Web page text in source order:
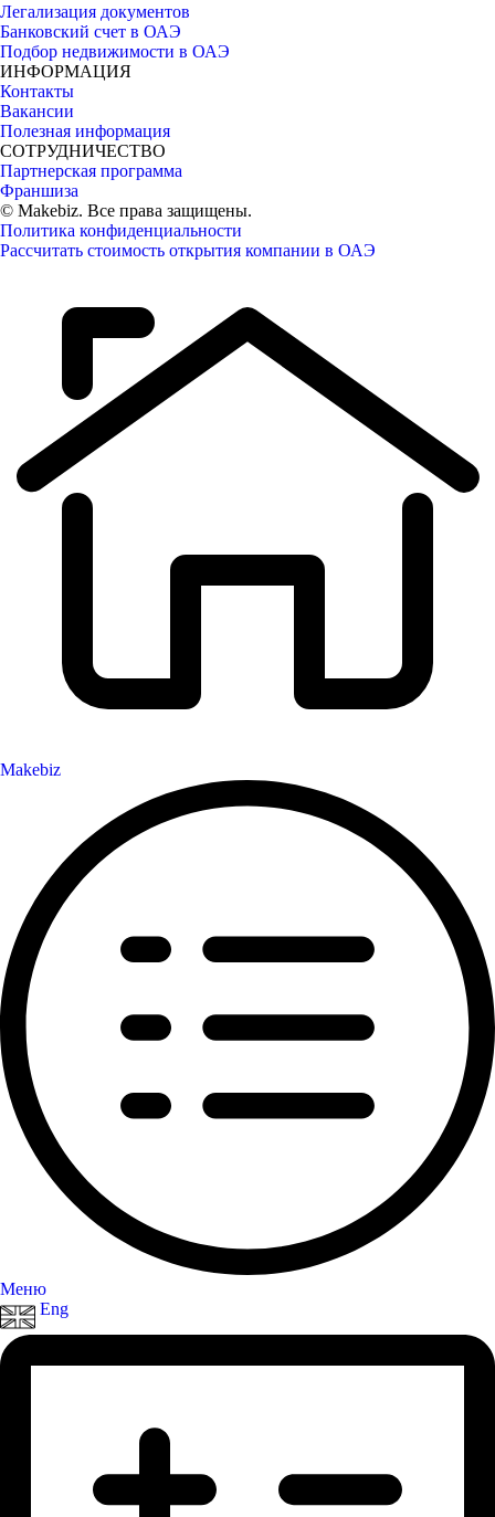
Легализация документов
Банковский счет в ОАЭ
Подбор недвижимости в ОАЭ
ИНФОРМАЦИЯ
Контакты
Вакансии
Полезная информация
СОТРУДНИЧЕСТВО
Партнерская программа
Франшиза
© Makebiz. Все права защищены.
Политика конфиденциальности
Рассчитать стоимость открытия компании в ОАЭ
Makebiz
Меню
Eng